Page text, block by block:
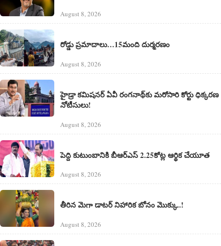
August 8, 2026
రోడ్డు ప్రమాదాలు…15మంది దుర్మరణం
August 8, 2026
హైడ్రా కమిషనర్ ఏవీ రంగనాథ్‌కు మరోసారి కోర్టు ధిక్కరణ
నోటీసులు!
August 8, 2026
పెద్ది కుటుంబానికి బీఆర్ఎస్ 2.25కోట్ల ఆర్థిక చేయూత
August 8, 2026
తీరిన మెగా డాటర్ నిహారిక బోనం మొక్కు..!
August 8, 2026